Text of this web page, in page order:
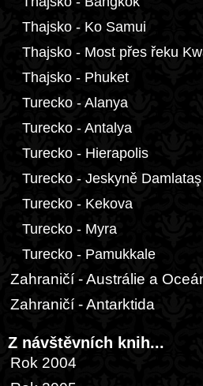
Thajsko - Ko Samui
Thajsko - Most přes řeku
Thajsko - Phuket
Turecko - Alanya
Turecko - Antalya
Turecko - Hierapolis
Turecko - Jeskyně Damlataş
Turecko - Kekova
Turecko - Myra
Turecko - Pamukkale
Zahraničí - Austrálie a
Zahraničí - Antarktida
Z návštěvních knih...
Rok 2004